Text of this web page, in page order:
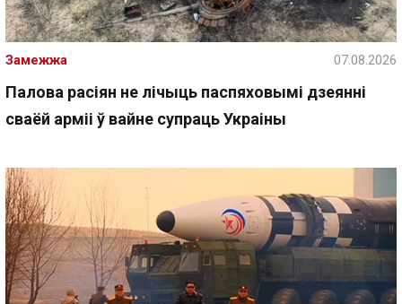
Палова расіян не лічыць паспяховымі дзеянні
сваёй арміі ў вайне супраць Украіны
Замежжа 07.08.2026